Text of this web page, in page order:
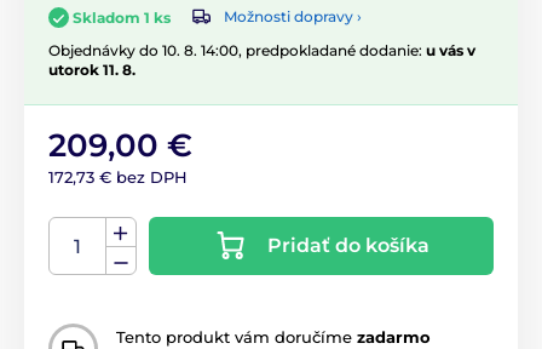
Skladom 1 ks
Možnosti dopravy ›
Objednávky do 10. 8. 14:00, predpokladané dodanie: u vás v
utorok 11. 8.
209,00 €
172,73 € bez DPH
Pridať do košíka
Tento produkt vám doručíme zadarmo